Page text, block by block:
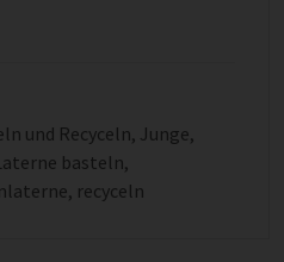
und Recyceln, Junge,
basteln,
, recyceln